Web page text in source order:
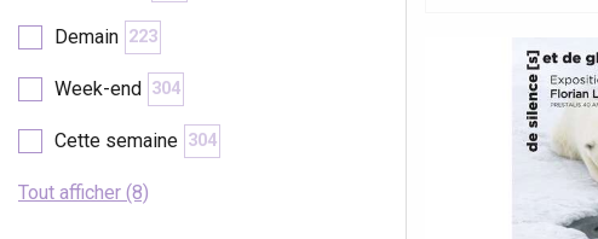
Demain 223
Week-end 304
Cette semaine 304
Tout afficher (8)